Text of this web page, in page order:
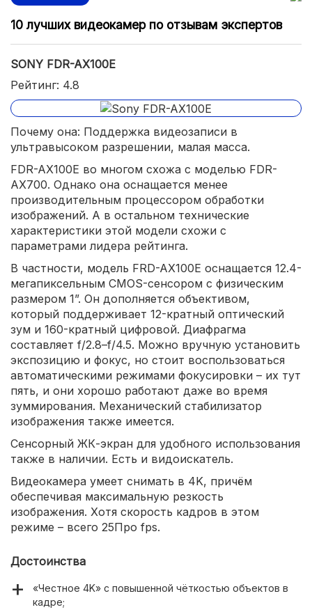
10 лучших видеокамер по отзывам экспертов
SONY FDR-AX100E
Рейтинг: 4.8
Почему она: Поддержка видеозаписи в
ультравысоком разрешении, малая масса.
FDR-AX100E во многом схожа с моделью FDR-
AX700. Однако она оснащается менее
производительным процессором обработки
изображений. А в остальном технические
характеристики этой модели схожи с
параметрами лидера рейтинга.
В частности, модель FRD-AX100E оснащается 12.4-
мегапиксельным CMOS-сенсором с физическим
размером 1”. Он дополняется объективом,
который поддерживает 12-кратный оптический
зум и 160-кратный цифровой. Диафрагма
составляет f/2.8–f/4.5. Можно вручную установить
экспозицию и фокус, но стоит воспользоваться
автоматическими режимами фокусировки – их тут
пять, и они хорошо работают даже во время
зуммирования. Механический стабилизатор
изображения также имеется.
Сенсорный ЖК-экран для удобного использования
также в наличии. Есть и видоискатель.
Видеокамера умеет снимать в 4K, причём
обеспечивая максимальную резкость
изображения. Хотя скорость кадров в этом
режиме – всего 25Про fps.
Достоинства
«Честное 4K» с повышенной чёткостью объектов в
кадре;